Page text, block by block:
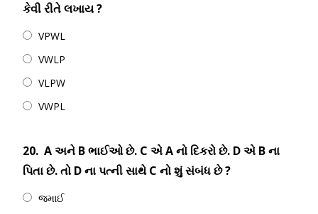
કેવી રીતે લખાય ?
VPWL
VWLP
VLPW
VWPL
20. A અને B ભાઈઓ છે. C એ A નો દિકરો છે. D એ B ના
પિતા છે. તો D ના પત્ની સાથે C નો શું સંબંધ છે ?
જમાઈ